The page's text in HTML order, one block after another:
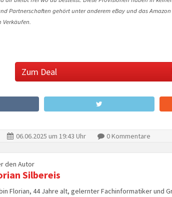
Partnerschaften gehört unter anderem eBay und das
Zum Deal
06.06.2025 um 19:43 Uhr 0 Kommentare
den Autor
Silbereis
Florian, 44 Jahre alt, gelernter Fachinformatiker und